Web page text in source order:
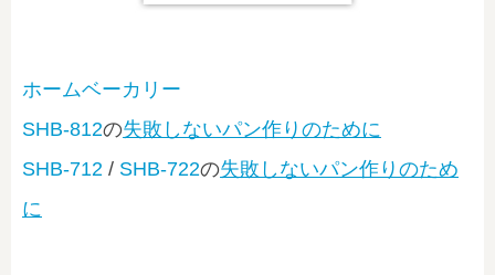
ホームベーカリー
SHB-812の失敗しないパン作りのために
SHB-712 / SHB-722の失敗しないパン作りのため
に